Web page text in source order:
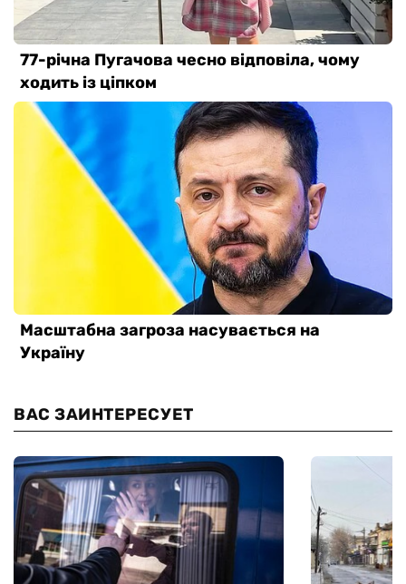
ВАС ЗАИНТЕРЕСУЕТ